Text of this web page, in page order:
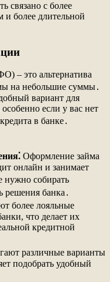
связано с более
и более длительной
– это альтернатива
на небольшие суммы․
вариант для
если у вас нет
в банке․
Оформление займа
онлайн и занимает
нужно собирать
решения банка․
более лояльные
что делает их
кредитной
различные варианты
подобрать удобный